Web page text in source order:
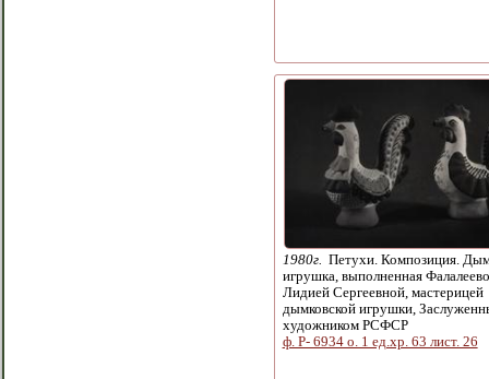
1980г.
Петухи. Композиция.
игрушка, выполненная
Лидией Сергеевной, мастерицей
дымковской игрушки,
художником РСФСР
ф. Р- 6934 о. 1 ед.хр. 63 лист. 26